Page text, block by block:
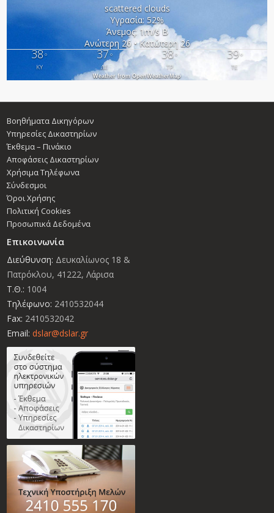
scattered clouds
Υγρασία: 52%
Άνεμος: 1m/s Β
Ανώτερη 26 • Κατώτερη 26
38°
ΚΥ
37°
ΔΕ
38°
ΤΡ
39°
ΤΕ
Weather from OpenWeatherMap
Βοηθήματα Δικηγόρων
Υπηρεσίες Δικαστηρίων
Έκθεμα – Πινάκιο
Αποφάσεις Δικαστηρίων
Χρήσιμα Τηλέφωνα
Σύνδεσμοι
Όροι Χρήσης
Πολιτική Cookies
Προσωπικά Δεδομένα
Επικοινωνία
Διεύθυνση: Δευκαλίωνος 18 &
Πατρόκλου, 41222, Λάρισα
Τ.Θ.: 1004
Τηλέφωνο: 2410532044
Fax: 2410532042
Email: dslar@dslar.gr